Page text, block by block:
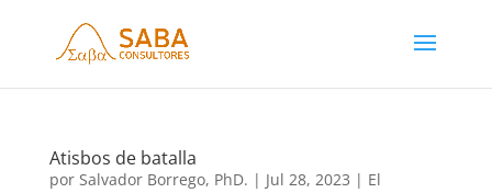
Atisbos de batalla
por Salvador Borrego, PhD. | Jul 28, 2023 | El